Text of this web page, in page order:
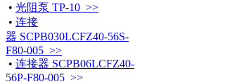
• 光阻泵 TP-10 >>
• 连接
器 SCPB030LCFZ40-56S-
F80-005 >>
• 连接器 SCPB06LCFZ40-
56P-F80-005 >>